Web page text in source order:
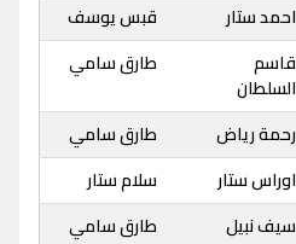
احمد ستار
قبس يوسف
قاسم
السلطان
طارق سامي
رحمة رياض
طارق سامي
اوراس ستار
سلام ستار
سيف نبيل
طارق سامي